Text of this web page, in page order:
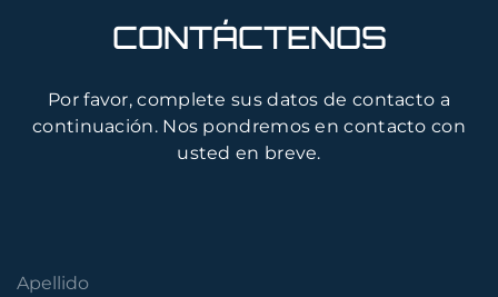
CONTÁCTENOS
Por favor, complete sus datos de contacto a
continuación. Nos pondremos en contacto con
usted en breve.